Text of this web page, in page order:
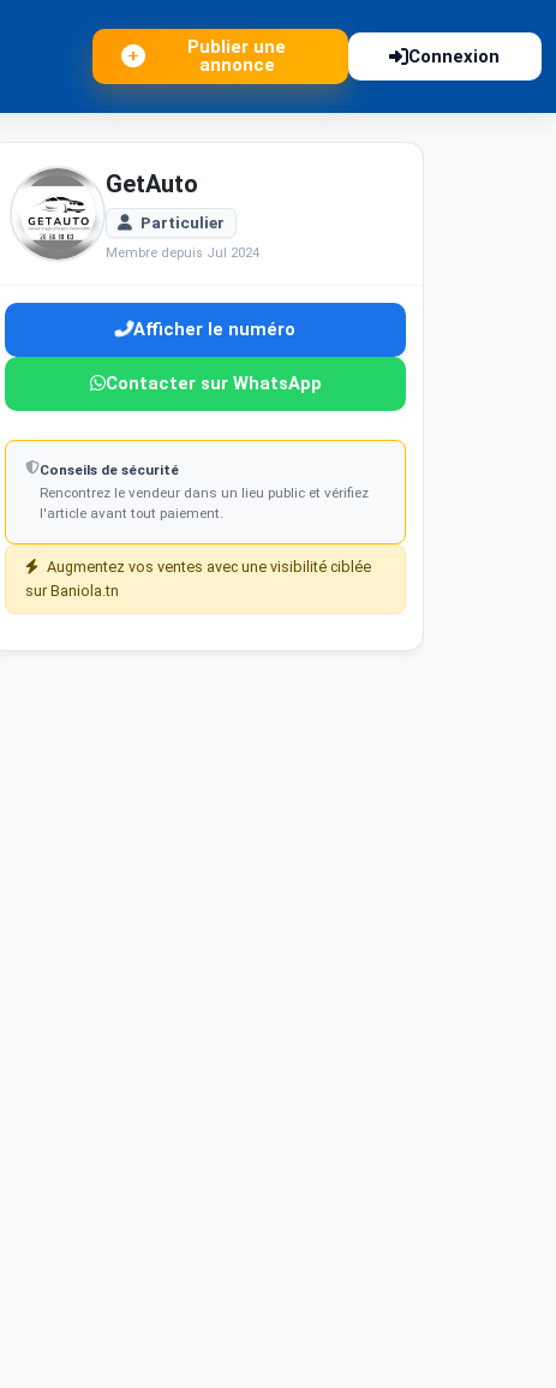
Publier une
annonce
Connexion
GetAuto
Particulier
Membre depuis Jul 2024
Afficher le numéro
Contacter sur WhatsApp
Conseils de sécurité
Rencontrez le vendeur dans un lieu public et vérifiez
l'article avant tout paiement.
Augmentez vos ventes avec une visibilité ciblée
sur Baniola.tn